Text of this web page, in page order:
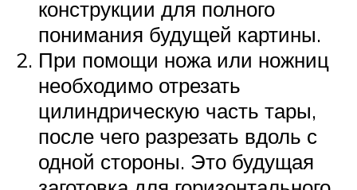
конструкции для полного
понимания будущей картины.
При помощи ножа или ножниц
необходимо отрезать
цилиндрическую часть тары,
после чего разрезать вдоль с
одной стороны. Это будущая